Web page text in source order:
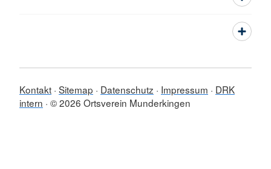
Kontakt Sitemap Datenschutz Impressum
DRK
intern © 2026 Ortsverein Munderkingen